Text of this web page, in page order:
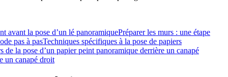
avant la pose d’un lé panoramiquePréparer les murs : une étape
pas à pasTechniques spécifiques à la pose de papiers
de la pose d’un papier peint panoramique derrière un canapé
un canapé droit